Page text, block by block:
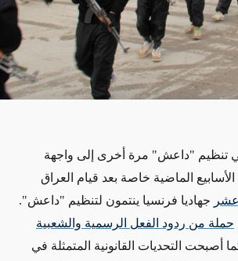
تنظيم "داعش" مرة أخرى إلى واجهة
الماضية خاصة بعد قيام العراق
جهاديا فرنسيا ينتمون لتنظيم "داعش".
من ردود الفعل الرسمية والشعبية
أصبحت التحديات القانونية المتمثلة في